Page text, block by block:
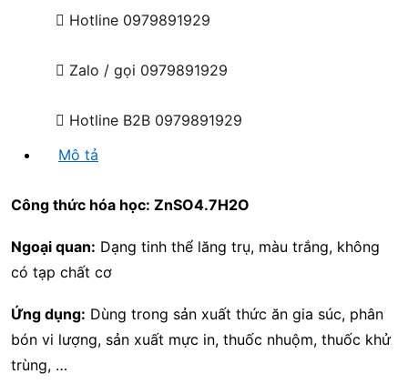
Hotline 0979891929
Zalo / gọi 0979891929
Hotline B2B 0979891929
Mô tả
Công thức hóa học: ZnSO4.7H2O
Ngoại quan: Dạng tinh thể lăng trụ, màu trắng, không
có tạp chất cơ
Ứng dụng: Dùng trong sản xuất thức ăn gia súc, phân
bón vi lượng, sản xuất mực in, thuốc nhuộm, thuốc khử
trùng, …